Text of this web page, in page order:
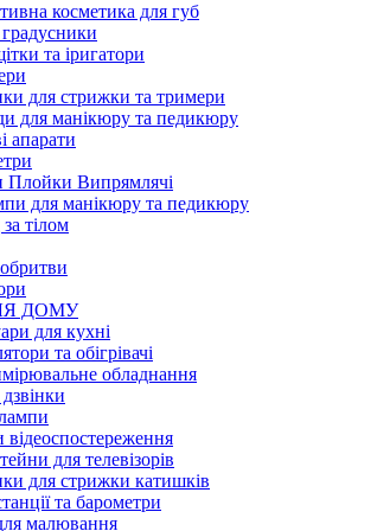
косметика для губ
та іригатори
для стрижки та тримери
для манікюру та педикюру
апарати
Плойки Випрямлячі
для манікюру та педикюру
тілом
ДОМУ
для кухні
та обігрівачі
обладнання
для телевізорів
для стрижки катишків
та барометри
малювання